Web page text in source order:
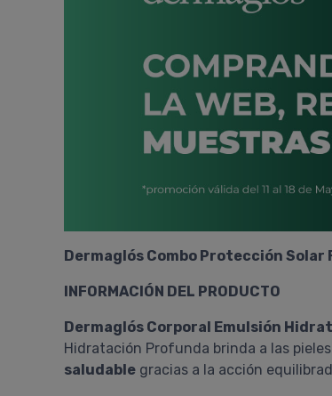
Dermaglós Combo Protección Solar
INFORMACIÓN DEL PRODUCTO
Dermaglós Corporal Emulsión
Hidratación Profunda brinda a las
saludable gracias a la acción